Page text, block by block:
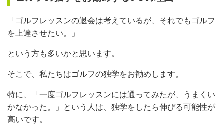
「ゴルフレッスンの退会は考えているが、それでもゴルフ
を上達させたい。」
という方も多いかと思います。
そこで、私たちはゴルフの独学をお勧めします。
特に、「一度ゴルフレッスンには通ってみたが、うまくい
かなかった。」という人は、独学をしたら伸びる可能性が
高いです。